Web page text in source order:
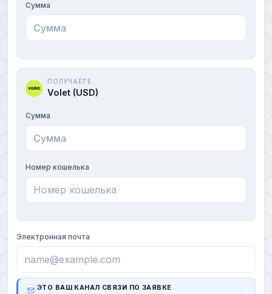
Сумма
ПОЛУЧАЕТЕ
Volet (USD)
Сумма
Номер кошелька
Электронная почта
ЭТО ВАШ КАНАЛ СВЯЗИ ПО ЗАЯВКЕ